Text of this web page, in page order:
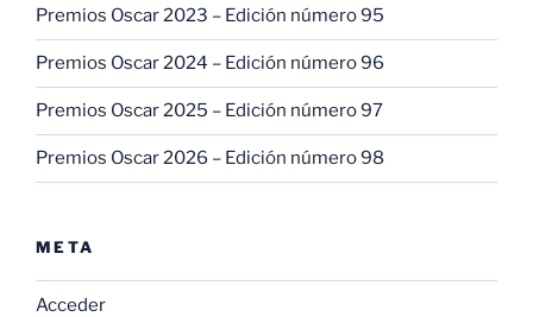
Premios Oscar 2023 – Edición número 95
Premios Oscar 2024 – Edición número 96
Premios Oscar 2025 – Edición número 97
Premios Oscar 2026 – Edición número 98
META
Acceder